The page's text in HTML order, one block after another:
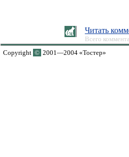
Читать
Всего
Copyright © 2001—2004 «Тостер»